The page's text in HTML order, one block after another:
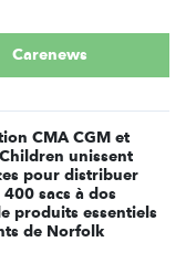
Carenews
CMA CGM et
unissent
pour distribuer
sacs à dos
produits essentiels
de Norfolk